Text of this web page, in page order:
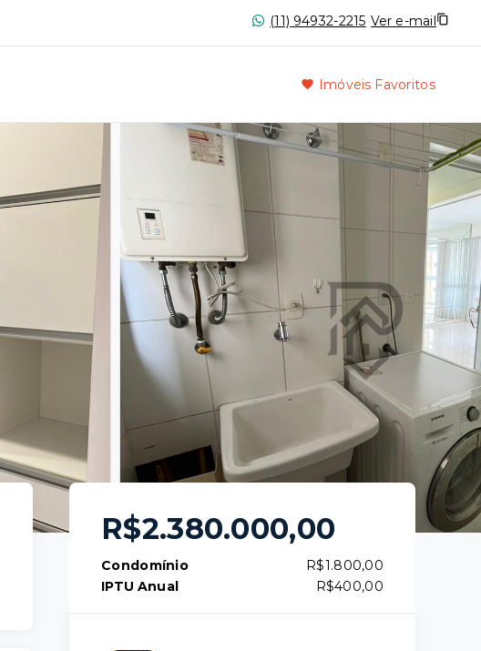
(11) 94932-2215 Ver e-mail
Imóveis Favoritos
R$2.380.000,00
Condomínio
R$1.800,00
IPTU Anual
R$400,00